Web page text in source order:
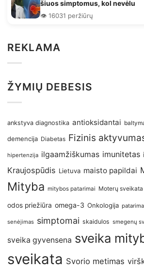
šiuos simptomus, kol nevėlu
👁️ 16031 peržiūrų
REKLAMA
ŽYMIŲ DEBESIS
ankstyva diagnostika antioksidantai
demencija Diabetas Fizinis
hipertenzija ilgaamžiškumas imunitetas
Kraujospūdis Lietuva maisto papildai
Mityba mitybos patarimai Moterų sveikata
odos priežiūra omega-3 Onkologija
senėjimas simptomai skaidulos smegenų
sveika gyvensena sveika
sveikata Svorio metimas